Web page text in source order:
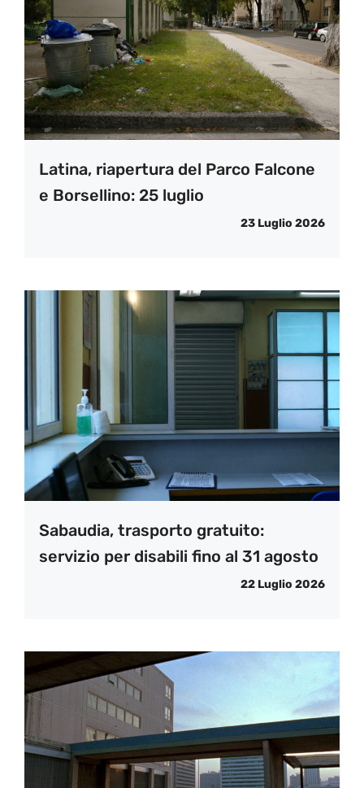
Latina, riapertura del Parco Falcone
e Borsellino: 25 luglio
23 Luglio 2026
Sabaudia, trasporto gratuito:
servizio per disabili fino al 31 agosto
22 Luglio 2026